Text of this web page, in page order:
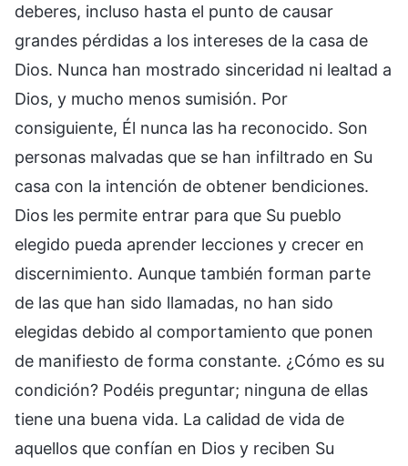
deberes, incluso hasta el punto de causar
grandes pérdidas a los intereses de la casa de
Dios. Nunca han mostrado sinceridad ni lealtad a
Dios, y mucho menos sumisión. Por
consiguiente, Él nunca las ha reconocido. Son
personas malvadas que se han infiltrado en Su
casa con la intención de obtener bendiciones.
Dios les permite entrar para que Su pueblo
elegido pueda aprender lecciones y crecer en
discernimiento. Aunque también forman parte
de las que han sido llamadas, no han sido
elegidas debido al comportamiento que ponen
de manifiesto de forma constante. ¿Cómo es su
condición? Podéis preguntar; ninguna de ellas
tiene una buena vida. La calidad de vida de
aquellos que confían en Dios y reciben Su